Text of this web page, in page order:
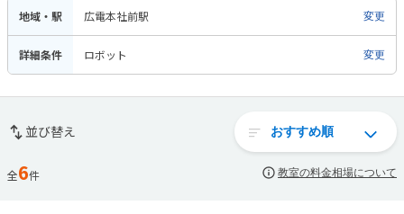
地域・駅 広電本社前駅 変更
詳細条件 ロボット 変更
並び替え
全6件 教室の料金相場について